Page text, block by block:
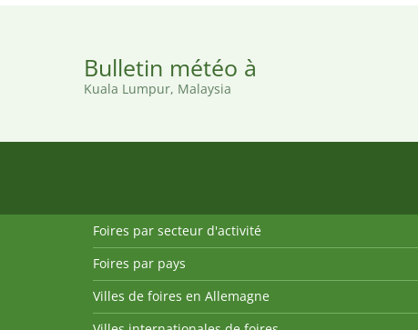
Bulletin météo à
Kuala Lumpur, Malaysia
Foires par secteur d'activité
Foires par pays
Villes de foires en Allemagne